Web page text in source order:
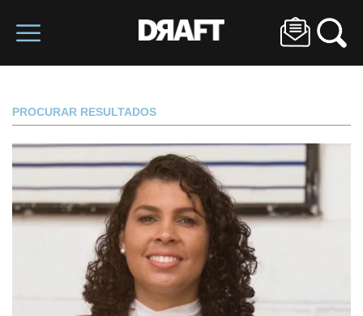
PROCURAR RESULTADOS